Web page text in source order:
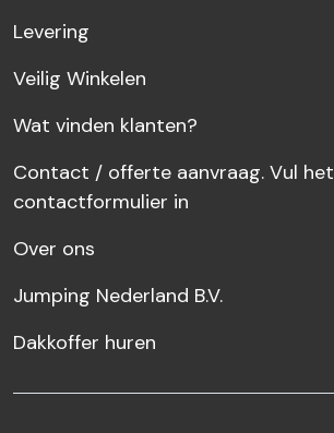
Levering
Veilig Winkelen
Wat vinden klanten?
Contact / offerte aanvraag. Vul het
contactformulier in
Over ons
Jumping Nederland B.V.
Dakkoffer huren